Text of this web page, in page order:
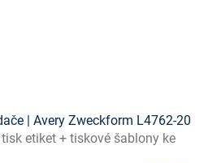
| Avery Zweckform L4762-20
etiket + tiskové šablony ke